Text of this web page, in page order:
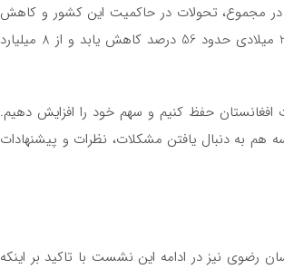
در مجموع، تحولات در حاکمیت این کشور و کاهش
قدرت خرید مردم، سبب شده تا واردات افغانستان نسبت به سال 2020 میلادی حدود 56 درصد کاهش یابد و از 8 میلیارد
افغانستان حفظ کنیم و سهم خود را افزایش دهیم.
هم به دنبال یافتن مشکلات، نظرات و پیشنهادات
رضوی نیز در ادامه این نشست با تاکید بر اینکه